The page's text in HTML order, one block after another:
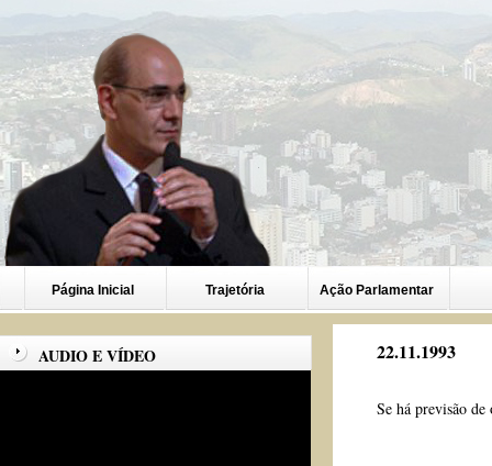
Página Inicial Trajetória Ação Parlamentar
AUDIO E VÍDEO 22.11.1993
Se há previsão